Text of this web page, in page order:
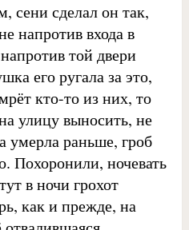
сени сделал он так,
напротив входа в
той двери
его ругала за это,
кто-то из них, то
улицу выносить, не
умерла раньше, гроб
Похоронили, ночевать
в ночи грохот
как и прежде, на